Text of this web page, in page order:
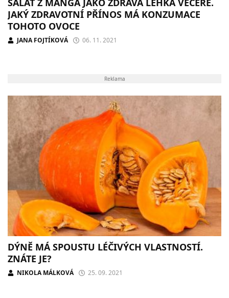
SALÁT Z MANGA JAKO ZDRAVÁ LEHKÁ VEČEŘE.
JAKÝ ZDRAVOTNÍ PŘÍNOS MÁ KONZUMACE
TOHOTO OVOCE
JANA FOJTÍKOVÁ 06. 11. 2021
Reklama
DÝNĚ MÁ SPOUSTU LÉČIVÝCH VLASTNOSTÍ.
ZNÁTE JE?
NIKOLA MÁLKOVÁ 25. 09. 2021